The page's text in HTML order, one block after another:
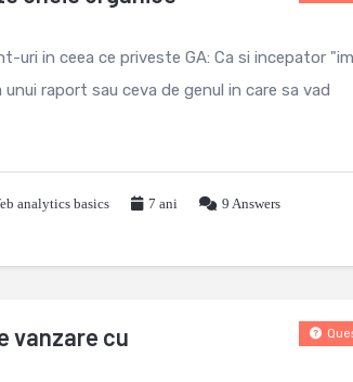
uri in ceea ce priveste GA: Ca si incepator
raport sau ceva de genul in care sa vad
analytics basics 7 ani 9 Answers
vanzare cu